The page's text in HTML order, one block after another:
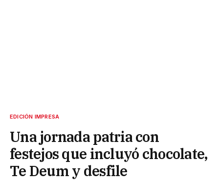
EDICIÓN IMPRESA
Una jornada patria con
festejos que incluyó chocolate,
Te Deum y desfile